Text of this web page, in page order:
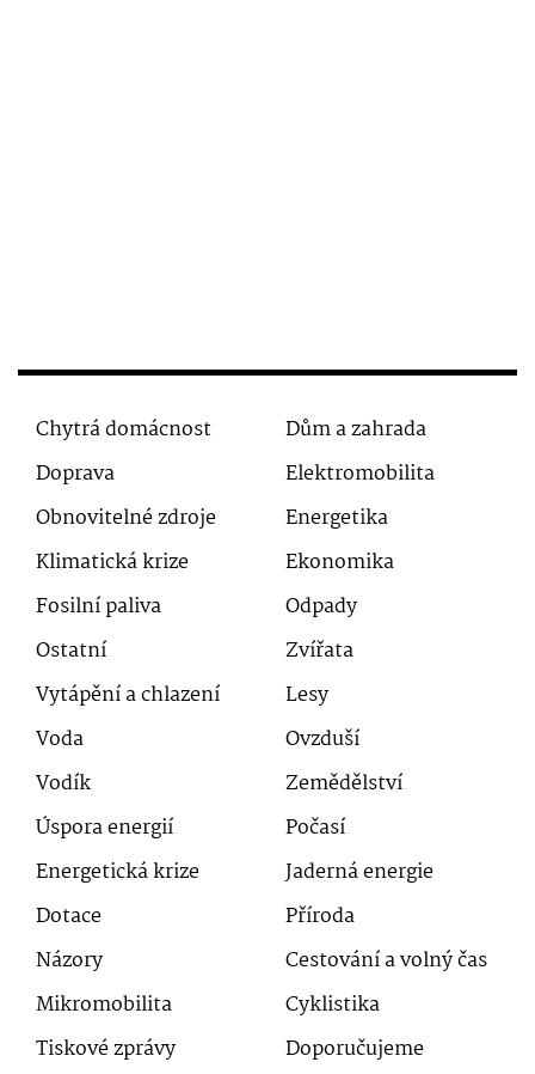
Chytrá domácnost
Dům a zahrada
Doprava
Elektromobilita
Obnovitelné zdroje
Energetika
Klimatická krize
Ekonomika
Fosilní paliva
Odpady
Ostatní
Zvířata
Vytápění a chlazení
Lesy
Voda
Ovzduší
Vodík
Zemědělství
Úspora energií
Počasí
Energetická krize
Jaderná energie
Dotace
Příroda
Názory
Cestování a volný čas
Mikromobilita
Cyklistika
Tiskové zprávy
Doporučujeme